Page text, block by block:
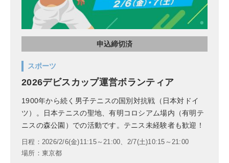
申込締切済
スポーツ
2026デビスカップ運営ボランティア
1900年から続く男子テニスの国別対抗戦（日本対ドイ
ツ）。日本テニスの聖地、有明コロシアム場内（有明テ
ニスの森公園）での活動です。テニス未経験者も歓迎！
日程：2026/2/6(金)11:15～21:00、2/7(土)10:15～21:00
場所：東京都